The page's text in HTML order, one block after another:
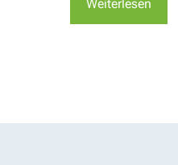
Weiterlesen